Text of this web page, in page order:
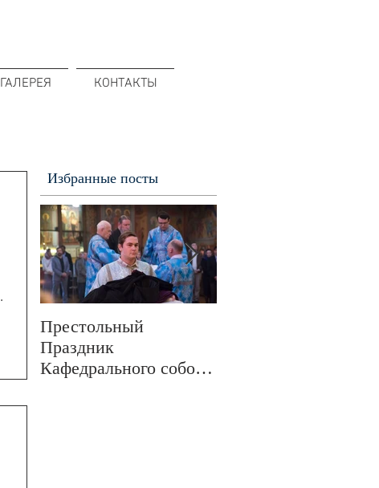
ГАЛЕРЕЯ КОНТАКТЫ
Избранные посты
Престольный
Праздник
Кафедрального собора